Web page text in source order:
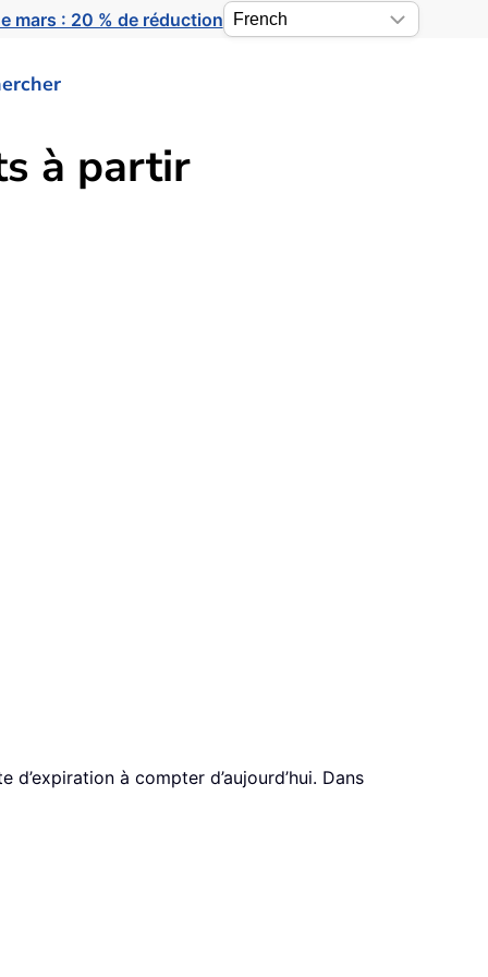
mars : 20 % de réduction
à partir
à compter d’aujourd’hui. Dans